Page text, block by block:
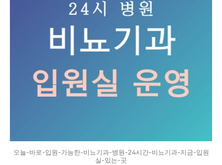
오늘-바로-입원-가능한-비뇨기과-병원-24시간-비뇨기과-지금-입원
실-있는-곳